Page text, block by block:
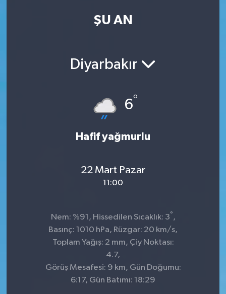
ŞU AN
Diyarbakır
6°
Hafif yağmurlu
22 Mart Pazar
11:00
Nem: %91, Hissedilen Sıcaklık: 3° ,
Basınç: 1010 hPa, Rüzgar: 20 km/s,
Toplam Yağış: 2 mm, Çiy Noktası:
4.7,
Görüş Mesafesi: 9 km, Gün Doğumu:
6:17, Gün Batımı: 18:29
Son Dakika Haberleri